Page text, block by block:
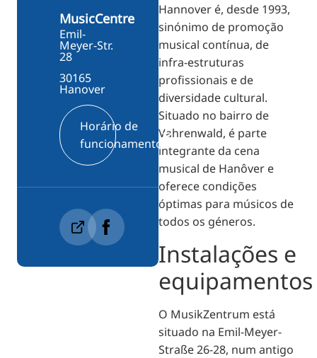
Hannover é, desde 1993,
sinónimo de promoção
musical contínua, de
infra-estruturas
profissionais e de
diversidade cultural.
Situado no bairro de
Vahrenwald, é parte
integrante da cena
musical de Hanôver e
oferece condições
óptimas para músicos de
todos os géneros.
Instalações e
equipamentos
O MusikZentrum está
situado na Emil-Meyer-
Straße 26-28, num antigo
MusicCentre
Emil-
Meyer-Str.
28
30165
Hanover
Horário de
funcionamento